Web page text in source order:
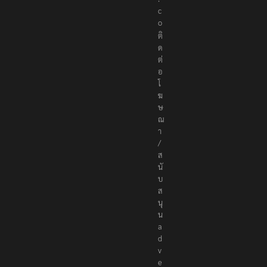
s
.
c
o
ติ
ด
ต่
อ
โ
ฆ
ษ
ณ
า
/
ส
นั
บ
ส
นุ
น
a
d